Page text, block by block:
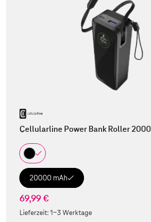
Cellularline Power Bank Roller
20000 mAh
69,99 €
Lieferzeit:1-3 Werktage